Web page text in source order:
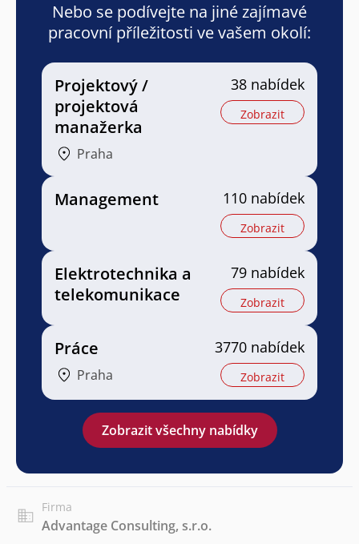
Nebo se podívejte na jiné zajímavé
pracovní příležitosti ve vašem okolí:
Projektový /
projektová
manažerka
Praha
38 nabídek
Zobrazit
Management 110 nabídek
Zobrazit
Elektrotechnika a
telekomunikace
79 nabídek
Zobrazit
Práce
Praha
3770 nabídek
Zobrazit
Zobrazit všechny nabídky
Firma
Advantage Consulting, s.r.o.